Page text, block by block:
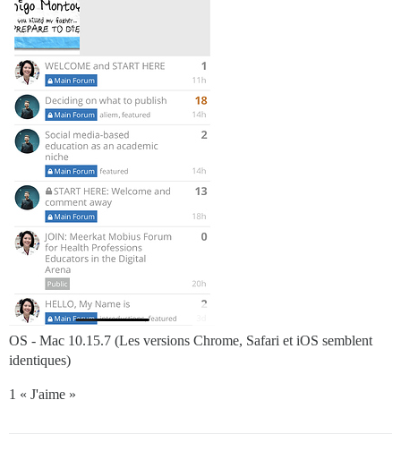
OS - Mac 10.15.7 (Les versions Chrome, Safari et iOS semblent
identiques)
1 « J'aime »